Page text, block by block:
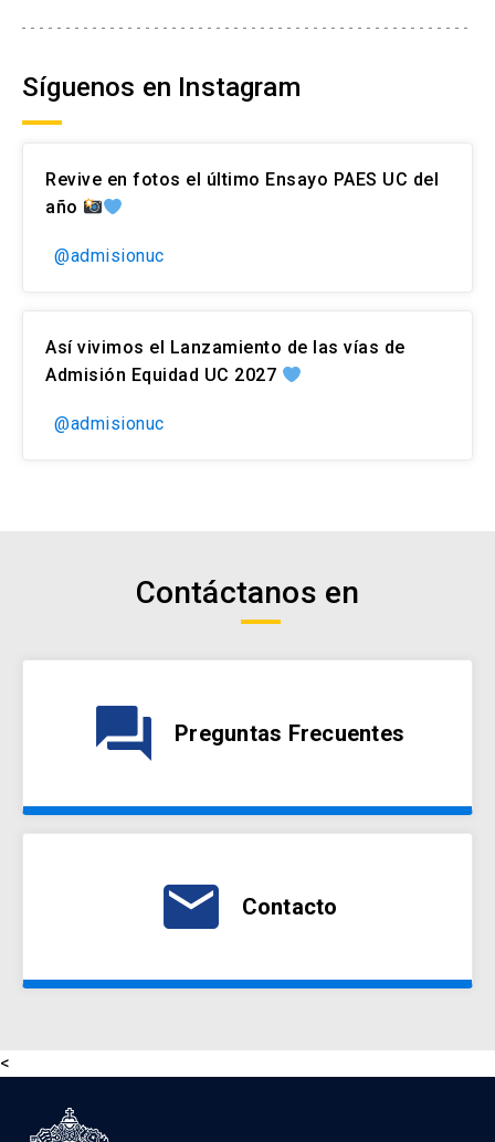
Síguenos en Instagram
Revive en fotos el último Ensayo PAES UC del
año
@admisionuc
Así vivimos el Lanzamiento de las vías de
Admisión Equidad UC 2027
@admisionuc
Contáctanos en
question_answer Preguntas Frecuentes
email Contacto
<